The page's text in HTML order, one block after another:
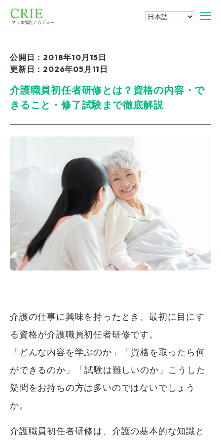
公開日：2018年10月15日
更新日：2026年05月11日
介護職員初任者研修とは？資格の内容・で
きること・修了試験まで徹底解説
介護の仕事に興味を持ったとき、最初に目にす
る資格が介護職員初任者研修です。
「どんな内容を学ぶのか」 「資格を取ったら何
ができるのか」 「試験は難しいのか」 こうした
疑問をお持ちの方は多いのではないでしょう
か。
介護職員初任者研修は、介護の基本的な知識と